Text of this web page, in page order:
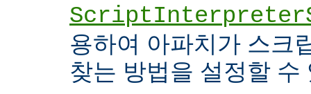
용하여 아파치가 스크
찾는 방법을 설정할 수